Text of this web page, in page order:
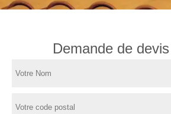
Demande de